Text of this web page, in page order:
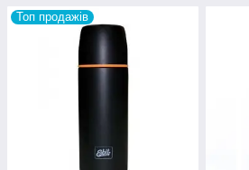
Топ продажів